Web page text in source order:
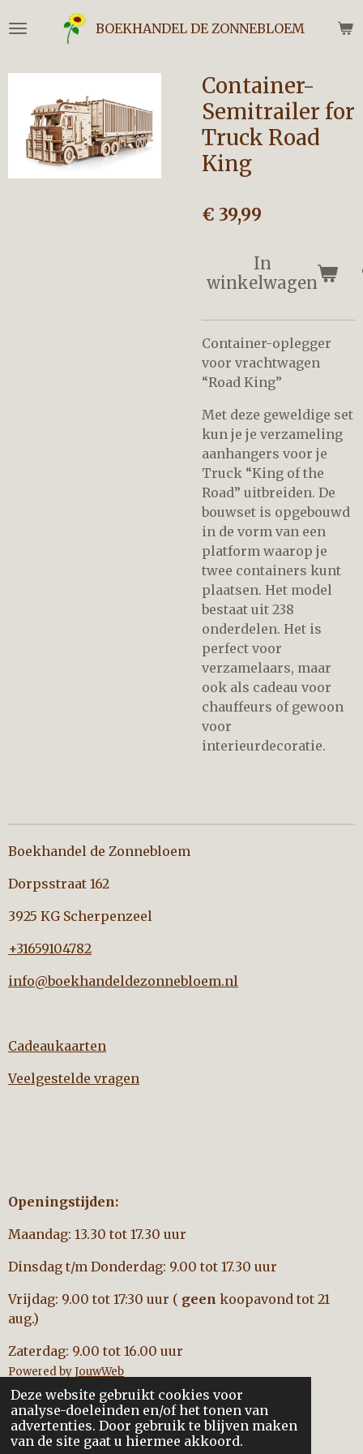
Deze website gebruikt cookies voor
analyse-doeleinden en/of het tonen van
advertenties. Door gebruik te blijven maken
van de site gaat u hiermee akkoord.
direct
de
hoofdinhoud
BOEKHANDEL DE ZONNEBLOEM
Container-
Semitrailer for
Truck Road
King
€ 39,99
In
winkelwagen
Container-oplegger
voor vrachtwagen
“Road King”
Met deze geweldige set
kun je je verzameling
aanhangers voor je
Truck “King of the
Road” uitbreiden. De
bouwset is opgebouwd
in de vorm van een
platform waarop je
twee containers kunt
plaatsen. Het model
bestaat uit 238
onderdelen. Het is
perfect voor
verzamelaars, maar
ook als cadeau voor
chauffeurs of gewoon
voor
interieurdecoratie.
Boekhandel de Zonnebloem
Dorpsstraat 162
3925 KG Scherpenzeel
+31659104782
info@boekhandeldezonnebloem.nl
Cadeaukaarten
Veelgestelde vragen
Openingstijden:
Maandag: 13.30 tot 17.30 uur
Dinsdag t/m Donderdag: 9.00 tot 17.30 uur
Vrijdag: 9.00 tot 17:30 uur ( geen koopavond tot 21
aug.)
Zaterdag: 9.00 tot 16.00 uur
Powered byJouwWeb